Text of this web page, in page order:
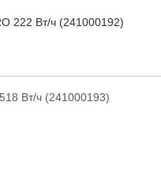
222 Вт/ч (241000192)